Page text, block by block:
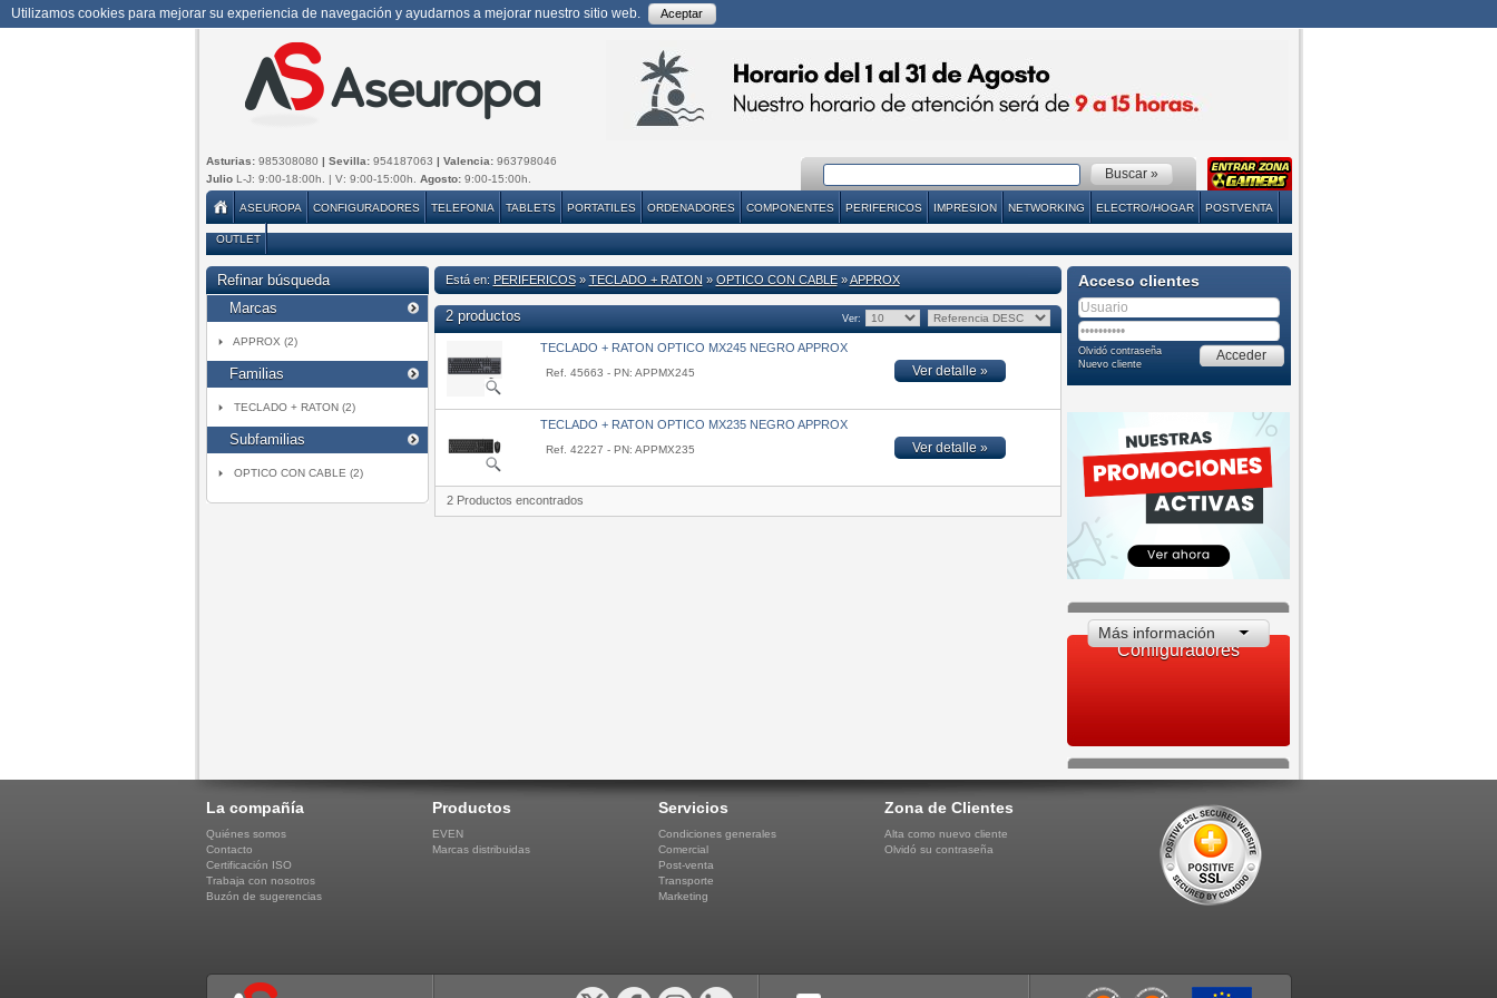
Utilizamos cookies para mejorar su experiencia de navegación y ayudarnos a mejorar nuestro sitio web. Aceptar
Asturias: 985308080 | Sevilla: 954187063 | Valencia: 963798046
JulioL-J: 9:00-18:00h. | V: 9:00-15:00h. Agosto:9:00-15:00h.
ASEUROPA CONFIGURADORES TELEFONIA TABLETS PORTATILES ORDENADORES COMPONENTES PERIFERICOS IMPRESION NETWORKING ELECTRO/HOGAR POSTVENTA
OUTLET
Refinar búsqueda
Marcas
APPROX (2)
Familias
TECLADO + RATON (2)
Subfamilias
OPTICO CON CABLE (2)
Está en: PERIFERICOS» TECLADO + RATON » OPTICO CON CABLE»APPROX
2 productos Ver:
TECLADO + RATON OPTICO MX245 NEGRO APPROX
Ref. 45663 - PN: APPMX245 Ver detalle »
TECLADO + RATON OPTICO MX235 NEGRO APPROX
Ref. 42227 - PN: APPMX235 Ver detalle »
2 Productos encontrados
Acceso clientes
Olvidó contraseña
Nuevo cliente
Configuradores
Más información
La compañía
Quiénes somos
Contacto
Certificación ISO
Trabaja con nosotros
Buzón de sugerencias
Productos
EVEN
Marcas distribuidas
Servicios
Condiciones generales
Comercial
Post-venta
Transporte
Marketing
Zona de Clientes
Alta como nuevo cliente
Olvidó su contraseña